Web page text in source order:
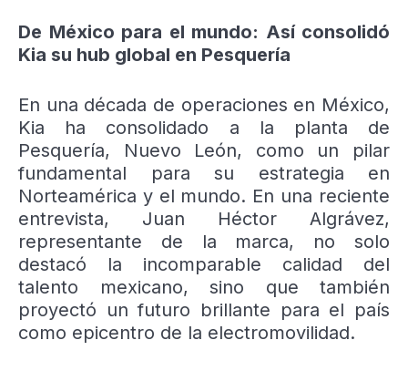
De México para el mundo: Así consolidó
Kia su hub global en Pesquería
En una década de operaciones en México,
Kia ha consolidado a la planta de
Pesquería, Nuevo León, como un pilar
fundamental para su estrategia en
Norteamérica y el mundo. En una reciente
entrevista, Juan Héctor Algrávez,
representante de la marca, no solo
destacó la incomparable calidad del
talento mexicano, sino que también
proyectó un futuro brillante para el país
como epicentro de la electromovilidad.